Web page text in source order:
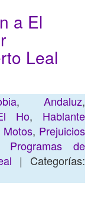
a El
Leal
, Andaluz,
Ho, Hablante
Motos, Prejuicios
Programas de
| Categorías: